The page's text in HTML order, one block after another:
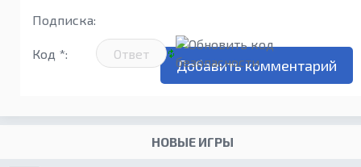
Подписка:
Код *:
НОВЫЕ ИГРЫ